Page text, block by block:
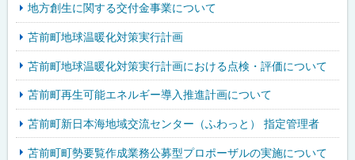
地方創生に関する交付金事業について
苫前町地球温暖化対策実行計画
苫前町地球温暖化対策実行計画における点検・評価について
苫前町再生可能エネルギー導入推進計画について
苫前町新日本海地域交流センター（ふわっと） 指定管理者
苫前町町勢要覧作成業務公募型プロポーザルの実施について